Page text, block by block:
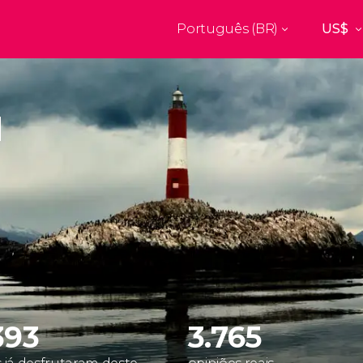
Top destinos
França
Nova
Estados
Florença
Hungria
Madrid
Espanha
Barcelona
Espanha
Amsterdam
Holanda
Milão
Itália
República Tcheca Portugal
Ver todos os destinos
Português (BR)
3.765